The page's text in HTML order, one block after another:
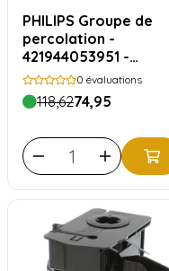
PHILIPS Groupe de
percolation -
421944053951 -
CP1062 0 évaluations
118,6274,95